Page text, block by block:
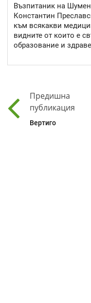
Възпитаник на
Константин
към всякакви
видните от които е
образование и
Предишна
публикация
Вертиго